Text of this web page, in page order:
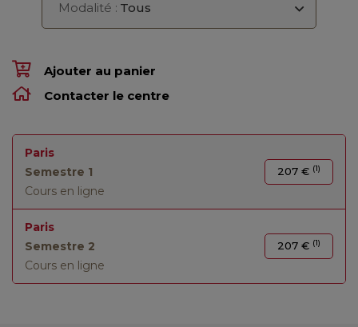
Modalité : Tous
Ajouter au panier
Contacter le centre
Paris
Semestre 1
Cours en ligne
207 € (1)
Paris
Semestre 2
Cours en ligne
207 € (1)